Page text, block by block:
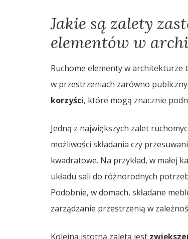
Jakie są zalety
elementów w
Ruchome elementy w
w przestrzeniach zarówno
korzyści, które mogą znacznie
Jedną z największych zalet
możliwości składania czy
kwadratowe. Na przykład, w małej
układu sali do różnorodnych
Podobnie, w domach, składane
zarządzanie przestrzenią w
Kolejną istotną zaletą jest